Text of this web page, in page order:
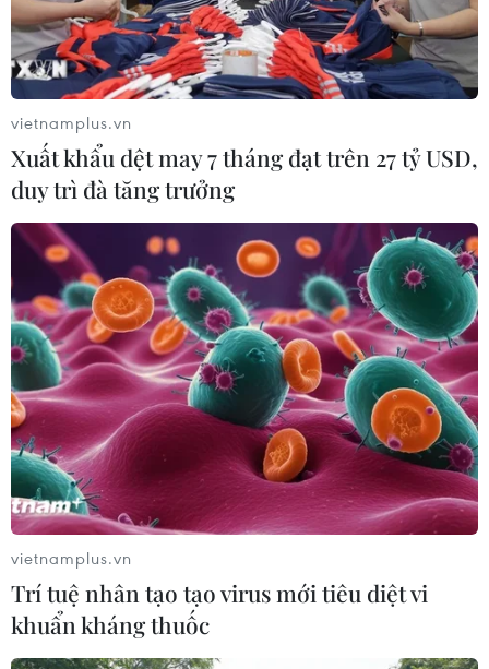
vietnamplus.vn
Xuất khẩu dệt may 7 tháng đạt trên 27 tỷ USD,
duy trì đà tăng trưởng
vietnamplus.vn
Trí tuệ nhân tạo tạo virus mới tiêu diệt vi
khuẩn kháng thuốc